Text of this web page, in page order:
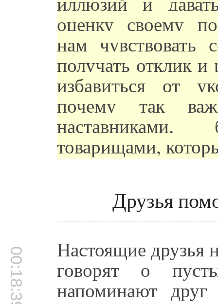
оценку своему
нам
получать отклик и
избавиться от
почему так
товарищами,
Друзья
00:18:39 Настоящие друзья
говорят о
напоминают